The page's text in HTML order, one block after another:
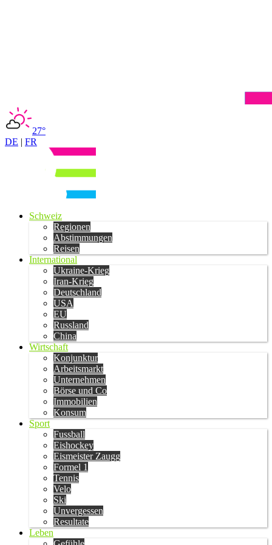
27°
DE | FR
Schweiz
Regionen
Abstimmungen
Reisen
International
Ukraine-Krieg
Iran-Krieg
Deutschland
USA
EU
Russland
China
Wirtschaft
Konjunktur
Arbeitsmarkt
Unternehmen
Börse und Co
Immobilien
Konsum
Sport
Fussball
Eishockey
Eismeister Zaugg
Formel 1
Tennis
Velo
Ski
Unvergessen
Resultate
Leben